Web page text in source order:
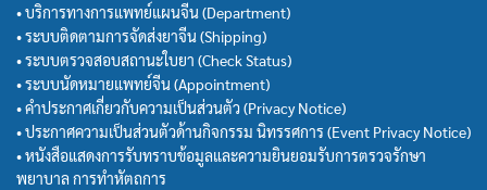
• บริการทางการแพทย์แผนจีน (Department)
• ระบบติดตามการจัดส่งยาจีน (Shipping)
• ระบบตรวจสอบสถานะใบยา (Check Status)
• ระบบนัดหมายแพทย์จีน (Appointment)
• คำประกาศเกี่ยวกับความเป็นส่วนตัว (Privacy Notice)
• ประกาศความเป็นส่วนตัวด้านกิจกรรม นิทรรศการ (Event Privacy Notice)
• หนังสือแสดงการรับทราบข้อมูลและความยินยอมรับการตรวจรักษา
พยาบาล การทำหัตถการ